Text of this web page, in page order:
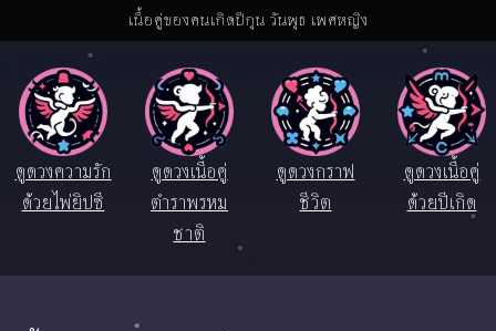
เนื้อคู่ของคนเกิดปีกุน วันพุธ เพศหญิง
ดูดวงความรัก
ด้วยไพ่ยิปซี
ดูดวงเนื้อคู่
ตำราพรหม
ชาติ
ดูดวงกราฟ
ชีวิต
ดูดวงเนื้อคู่
ด้วยปีเกิด